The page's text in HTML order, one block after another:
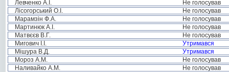
Левченко А.І.
Не голосував
Лісогорський О.І.
Не голосував
Марамзін Ф.А.
Не голосував
Мартинюк А.І.
Не голосував
Матвєєв В.Г.
Не голосував
Мигович І.І.
Утримався
Мішура В.Д.
Утримався
Мороз А.М.
Не голосував
Наливайко А.М.
Не голосував